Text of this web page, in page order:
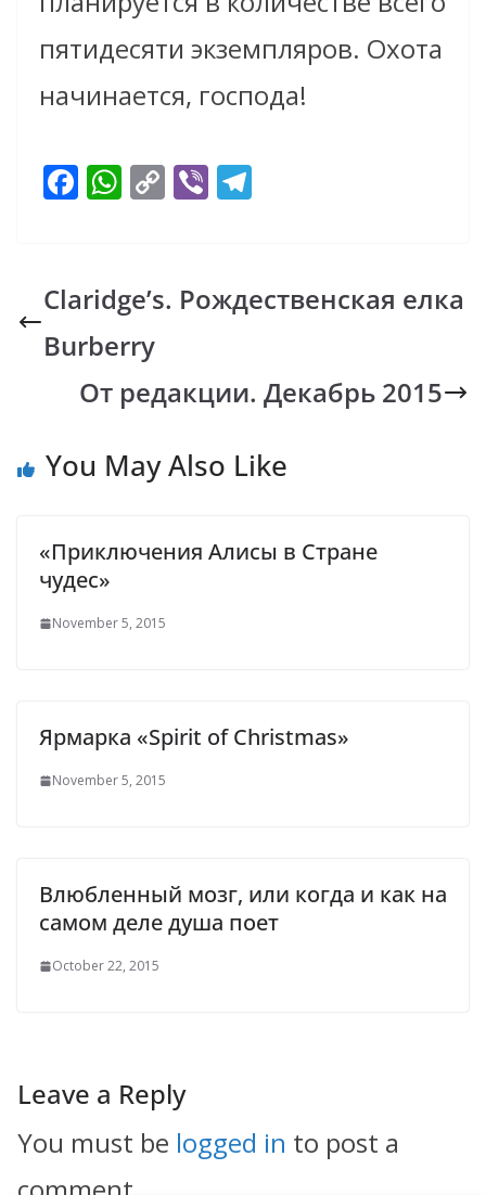
пятидесяти экземпляров. Охота
начинается, господа!
F
b
o
o
k
W
s
A
p
p
C
y
Li
k
Vi
gr
a
Claridge’s. Рождественская елка
Burberry
От редакции. Декабрь 2015
You May Also Like
«Приключения Алисы в Стране
чудес»
November 5, 2015
Ярмарка «Spirit of Christmas»
November 5, 2015
Влюбленный мозг, или когда и как на
самом деле душа поет
October 22, 2015
Leave a Reply
You must be logged in to post a